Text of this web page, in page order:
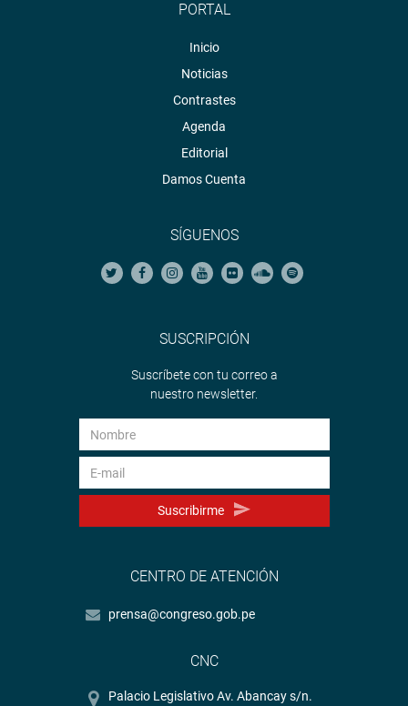
PORTAL
Inicio
Noticias
Contrastes
Agenda
Editorial
Damos Cuenta
SÍGUENOS
SUSCRIPCIÓN
Suscríbete con tu correo a
nuestro newsletter.
Suscribirme
CENTRO DE ATENCIÓN
prensa@congreso.gob.pe
CNC
Palacio Legislativo Av. Abancay s/n.